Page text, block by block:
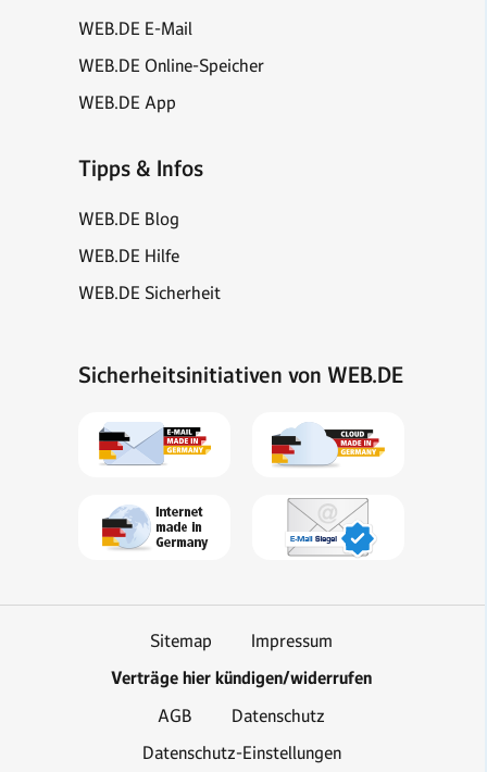
WEB.DE E-Mail
WEB.DE Online-Speicher
WEB.DE App
Tipps & Infos
WEB.DE Blog
WEB.DE Hilfe
WEB.DE Sicherheit
Sicherheitsinitiativen von WEB.DE
Sitemap Impressum
Verträge hier kündigen/widerrufen
AGB
Datenschutz
Datenschutz-Einstellungen